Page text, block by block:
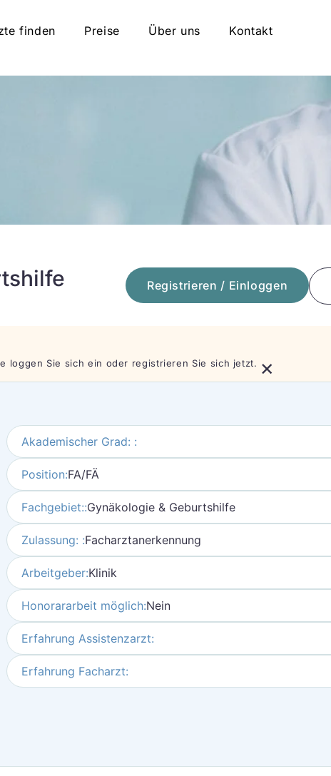
finden Preise Über uns Kontakt
Registrieren / Einloggen
loggen Sie sich ein oder registrieren Sie sich jetzt. ×
Akademischer Grad: :
Position:FA/FÄ
Fachgebiet::Gynäkologie & Geburtshilfe
Zulassung: :Facharztanerkennung
Arbeitgeber:Klinik
Honorararbeit möglich:Nein
Erfahrung Assistenzarzt:
Erfahrung Facharzt: